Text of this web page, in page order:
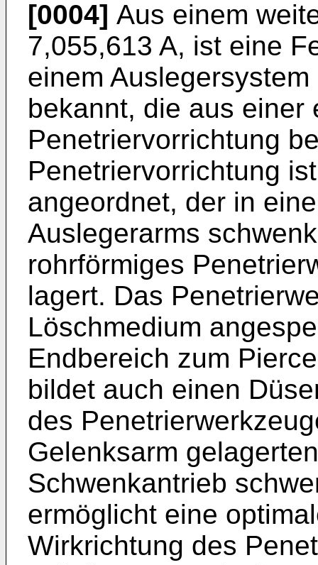
[0004] Aus einem
7,055,613 A, ist eine
einem
bekannt, die aus einer
Penetriervorrichtung
Penetriervorrichtung
angeordnet, der in
Auslegerarms
rohrförmiges
lagert. Das
Löschmedium
Endbereich zum
bildet auch einen
des
Gelenksarm
Schwenkantrieb
ermöglicht eine
Wirkrichtung des